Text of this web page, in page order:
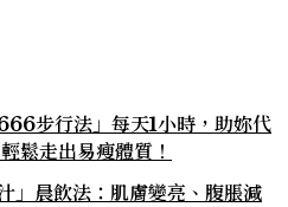
步行法」每天1小時，助妳代
鬆走出易瘦體質！
」晨飲法：肌膚變亮、腹脹減